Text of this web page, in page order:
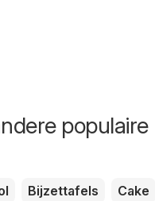
populaire
Bijzettafels
Cake